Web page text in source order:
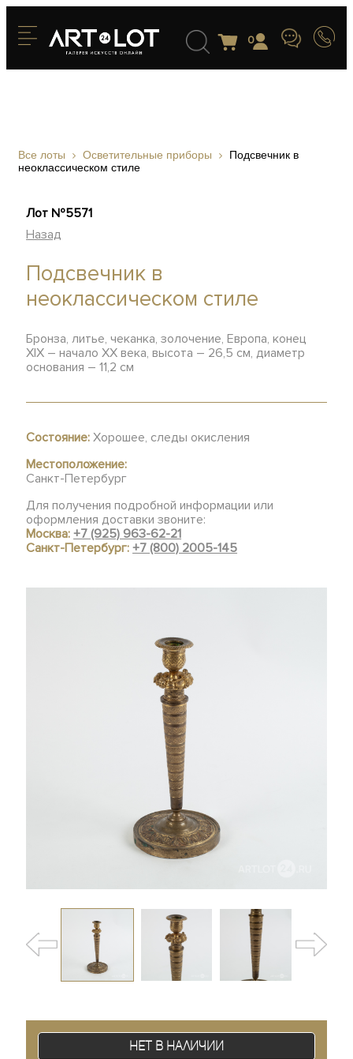
0
Все лоты Осветительные приборы
Подсвечник в
неоклассическом стиле
Лот №5571
Назад
Подсвечник в
неоклассическом стиле
Бронза, литье, чеканка, золочение, Европа, конец
XIX – начало XX века, высота – 26,5 см, диаметр
основания – 11,2 см
Состояние: Хорошее, следы окисления
Местоположение:
Санкт-Петербург
Для получения подробной информации или
оформления доставки звоните:
Москва:+7 (925) 963-62-21
Санкт-Петербург:+7 (800) 2005-145
Нет в наличии